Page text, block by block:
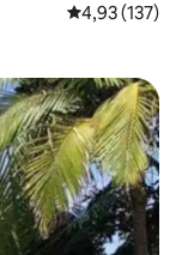
4,93 af 5 í
4,93 (137)